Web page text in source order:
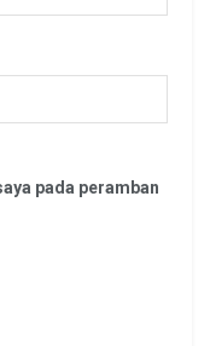
pada peramban